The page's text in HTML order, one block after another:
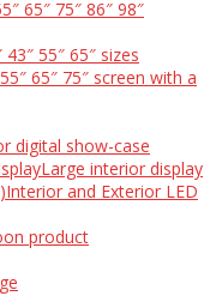
65″ 75″ 86″ 98″
43″ 55″ 65″ sizes
65″ 75″ screen with a
digital show-case
Large interior display
Interior and Exterior LED
product